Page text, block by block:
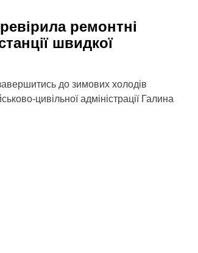
ремонтні
швидкої
до зимових холодів
цивільної адміністрації Галина